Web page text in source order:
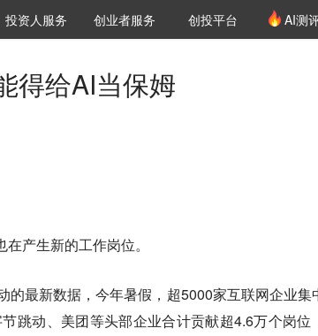
投资机构库
资机构职位推介
投资人服务 创投氪堂
创业者服务 创投平台 AI测
得给AI当保姆
产生新的工作岗位。
的最新数据，今年暑假，超5000家互联网企业集
跳动、美团等头部企业合计贡献超4.6万个岗位